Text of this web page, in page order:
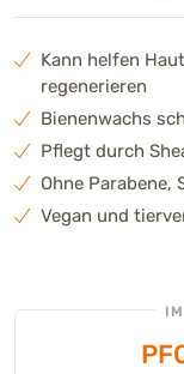
Kann helfen
regenerieren
Bienenwachs
Pflegt durch
Ohne
Vegan und